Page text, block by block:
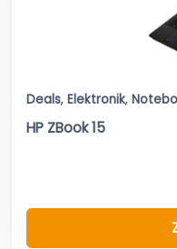
Deals, Elektronik,
HP ZBook 15